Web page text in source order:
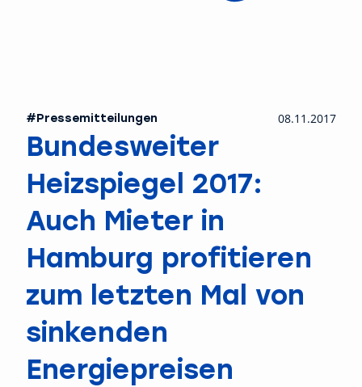
#Pressemitteilungen 08.11.2017
Bundesweiter
Heizspiegel 2017:
Auch Mieter in
Hamburg profitieren
zum letzten Mal von
sinkenden
Energiepreisen